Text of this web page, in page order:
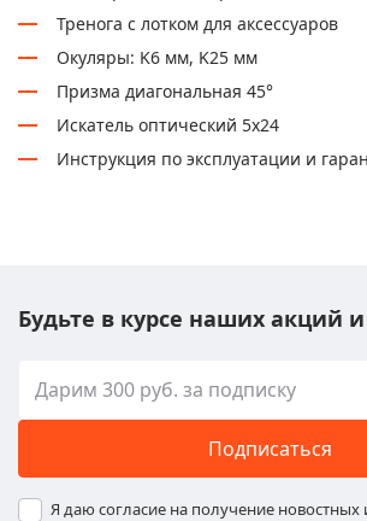
Тренога с лотком для аксессуаров
Окуляры: K6 мм, K25 мм
Призма диагональная 45°
Искатель оптический 5x24
Инструкция по эксплуатации и
Будьте в курсе наших акций
Подписаться
Я даю согласие на получение новостных